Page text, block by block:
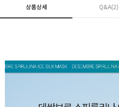
상품상세 Q&A(2)